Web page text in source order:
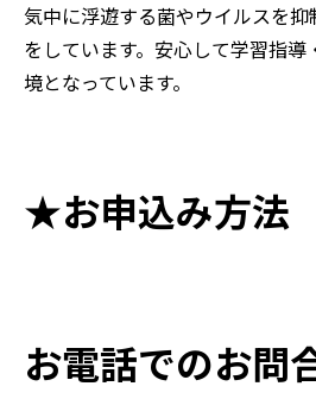
気中に浮遊する菌やウイルスを
をしています。安心して学習指
境となっています。
★お申込み方法
お電話でのお問